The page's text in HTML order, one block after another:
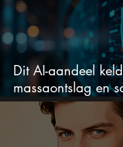
Dit AI-aandeel
massaontslag en
omhoog